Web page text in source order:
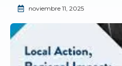
noviembre 11, 2025